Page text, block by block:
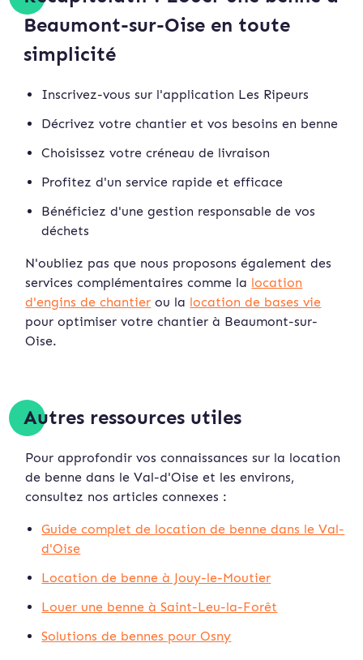
Beaumont-sur-Oise en toute
simplicité
Inscrivez-vous sur l'application Les Ripeurs
Décrivez votre chantier et vos besoins en benne
Choisissez votre créneau de livraison
Profitez d'un service rapide et efficace
Bénéficiez d'une gestion responsable de vos
déchets
N'oubliez pas que nous proposons également des
services complémentaires comme la location
d'engins de chantier ou la location de bases vie
pour optimiser votre chantier à Beaumont-sur-
Oise.
Autres ressources utiles
Pour approfondir vos connaissances sur la location
de benne dans le Val-d'Oise et les environs,
consultez nos articles connexes :
Guide complet de location de benne dans le Val-
d'Oise
Location de benne à Jouy-le-Moutier
Louer une benne à Saint-Leu-la-Forêt
Solutions de bennes pour Osny